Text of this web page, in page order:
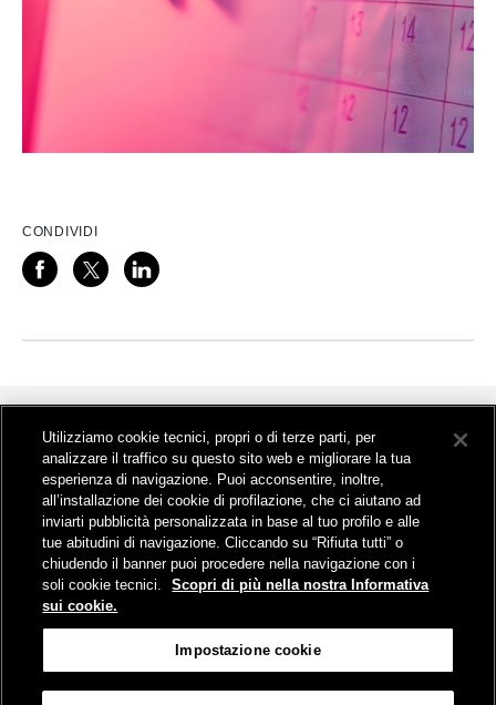
CONDIVIDI
Il progetto
Contatti
Visite gratuite
Media
Utilizziamo cookie tecnici, propri o di terze parti, per
analizzare il traffico su questo sito web e migliorare la tua
esperienza di navigazione. Puoi acconsentire, inoltre,
all’installazione dei cookie di profilazione, che ci aiutano ad
inviarti pubblicità personalizzata in base al tuo profilo e alle
tue abitudini di navigazione. Cliccando su “Rifiuta tutti” o
chiudendo il banner puoi procedere nella navigazione con i
soli cookie tecnici.
Scopri di più nella nostra Informativa
sui cookie.
Impostazione cookie